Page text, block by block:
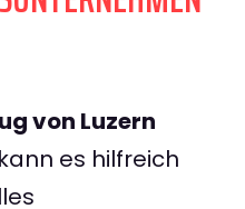
von Luzern
es hilfreich